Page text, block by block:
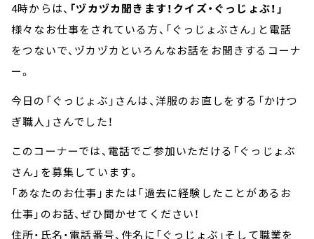
4時からは、 「ヅカヅカ聞きます！クイズ・ぐっじょぶ！」
様々なお仕事をされている方、「ぐっじょぶさん」と電話
をつないで、ヅカヅカといろんなお話をお聞きするコーナ
ー。
今日の「ぐっじょぶ」さんは、洋服のお直しをする「かけつ
ぎ職人」さんでした！
このコーナーでは、電話でご参加いただける「ぐっじょぶ
さん」を募集しています。
「あなたのお仕事」または「過去に経験したことがあるお
仕事」のお話、ぜひ聞かせてください！
住所・氏名・電話番号、件名に「ぐっじょぶ」そして職業を